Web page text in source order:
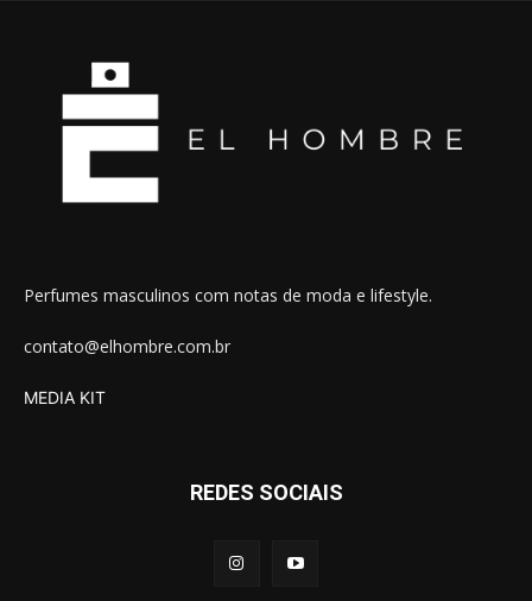
Perfumes masculinos com notas de moda e lifestyle.
contato@elhombre.com.br
MEDIA KIT
REDES SOCIAIS